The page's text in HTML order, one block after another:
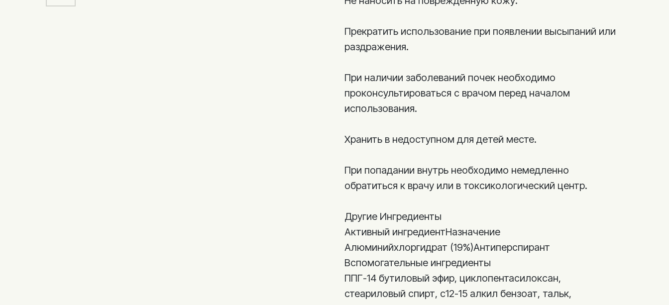
Прекратить использование при появлении высыпаний или
раздражения.
При наличии заболеваний почек необходимо
проконсультироваться с врачом перед началом
использования.
Хранить в недоступном для детей месте.
При попадании внутрь необходимо немедленно
обратиться к врачу или в токсикологический центр.
Другие Ингредиенты
Активный ингредиентНазначение
Алюминийхлоргидрат (19%)Антиперспирант
Вспомогательные ингредиенты
ППГ-14 бутиловый эфир, циклопентасилоксан,
стеариловый спирт, c12-15 алкил бензоат, тальк,